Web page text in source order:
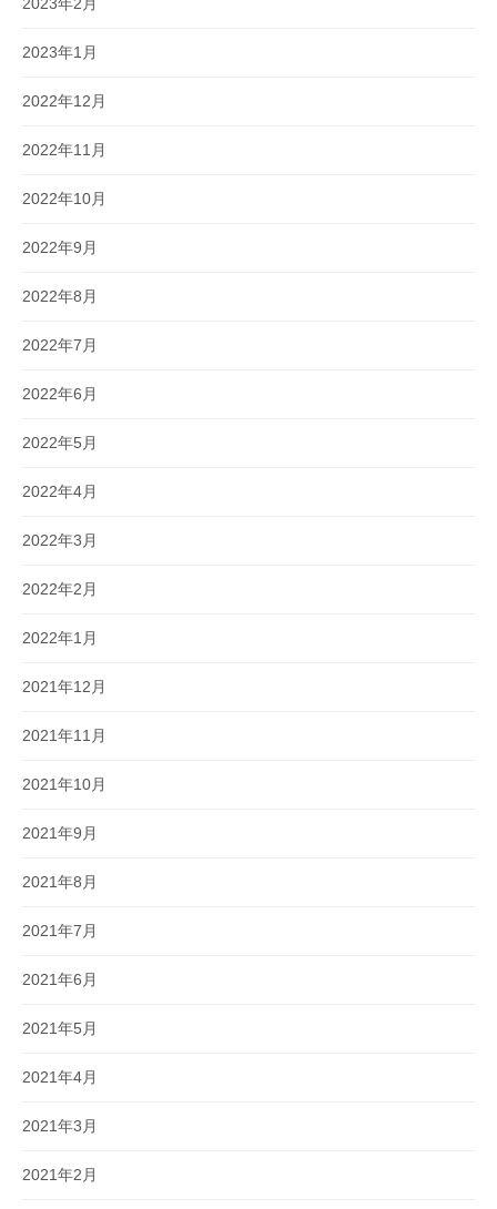
2023年1月
2022年12月
2022年11月
2022年10月
2022年9月
2022年8月
2022年7月
2022年6月
2022年5月
2022年4月
2022年3月
2022年2月
2022年1月
2021年12月
2021年11月
2021年10月
2021年9月
2021年8月
2021年7月
2021年6月
2021年5月
2021年4月
2021年3月
2021年2月